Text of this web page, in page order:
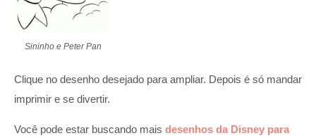
Sininho e Peter Pan
Clique no desenho desejado para ampliar. Depois é só mandar
imprimir e se divertir.
Você pode estar buscando mais desenhos da Disney para